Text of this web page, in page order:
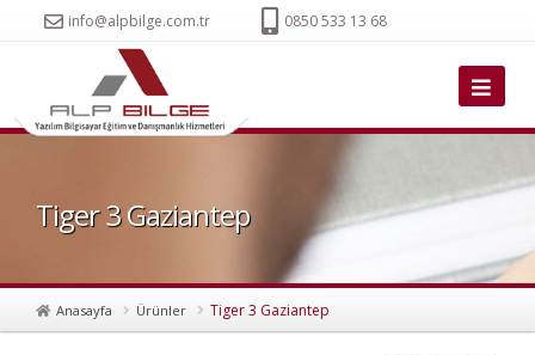
info@alpbilge.com.tr 0850 533 13 68
Tiger 3 Gaziantep
Anasayfa Ürünler Tiger 3 Gaziantep